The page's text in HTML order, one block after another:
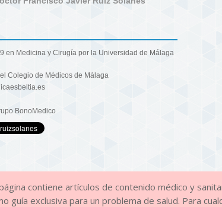
en Medicina y Cirugía por la Universidad de Málaga
Colegio de Médicos de Málaga
BonoMedico
contiene artículos de contenido médico y
guía exclusiva para un problema de salud. Para